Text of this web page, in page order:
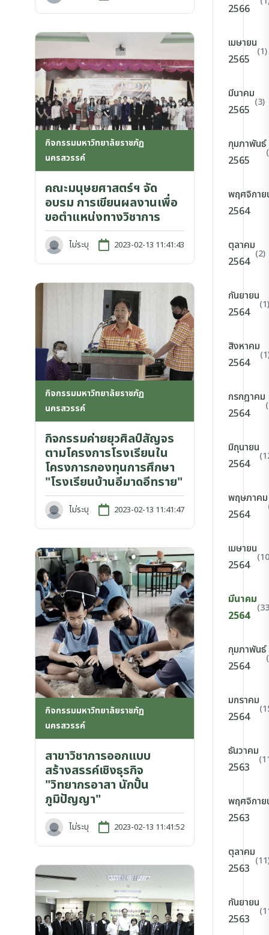
กิจกรรมมหาวิทยาลัยราชภัฏ
นครสวรรค์
คณะมนุษยศาสตร์ฯ จัด
อบรม การเขียนผลงานเพื่อ
ขอตำแหน่งทางวิชาการ
ไม่ระบุ 2023-02-13 11:41:43
กิจกรรมมหาวิทยาลัยราชภัฏ
นครสวรรค์
กิจกรรมค่ายยุวศิลป์สัญจร
ตามโครงการโรงเรียนใน
โครงการกองทุนการศึกษา
"โรงเรียนบ้านอีมาดอีทราย"
ไม่ระบุ 2023-02-13 11:41:47
กิจกรรมมหาวิทยาลัยราชภัฏ
นครสวรรค์
สาขาวิชาการออกแบบ
สร้างสรรค์เชิงธุรกิจ
"วิทยากรอาสา นักปั้น
ภูมิปัญญา"
ไม่ระบุ 2023-02-13 11:41:52
2566
เมษายน
2565
(1)
มีนาคม
2565
(3)
กุมภาพันธ์
2565
พฤศจิกาย
2564
ตุลาคม
2564
(2)
กันยายน
2564
(1)
สิงหาคม
2564
กรกฎาคม
2564
มิถุนายน
2564
พฤษภาคม
2564
เมษายน
2564
มีนาคม
2564
กุมภาพันธ์
2564
มกราคม
2564
ธันวาคม
2563
พฤศจิกาย
2563
ตุลาคม
2563
กันยายน
2563